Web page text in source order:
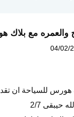
مع بلاك
04/02/
للسياحة ان
حيبقى 2/7